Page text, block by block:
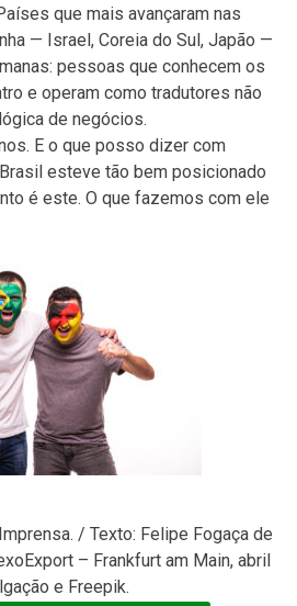
que mais avançaram nas
— Israel, Coreia do Sul, Japão —
pessoas que conhecem os
e operam como tradutores não
de negócios.
E o que posso dizer com
esteve tão bem posicionado
é este. O que fazemos com ele
/ Texto: Felipe Fogaça de
– Frankfurt am Main, abril
e Freepik.